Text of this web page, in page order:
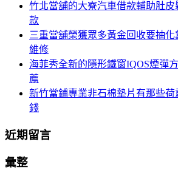
竹北當舖的大寮汽車借款輔助肚
款
三重當舖榮獲眾多黃金回收要抽
維修
海菲秀全新的隱形鐵窗IQOS煙彈
薦
新竹當鋪專業非石棉墊片有那些
錢
近期留言
彙整